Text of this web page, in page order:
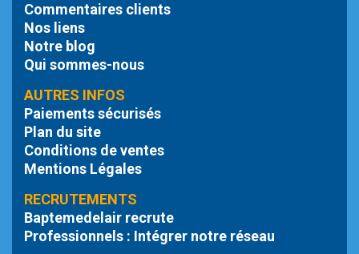
Commentaires clients
Nos liens
Notre blog
Qui sommes-nous
AUTRES INFOS
Paiements sécurisés
Plan du site
Conditions de ventes
Mentions Légales
RECRUTEMENTS
Baptemedelair recrute
Professionnels : Intégrer notre réseau